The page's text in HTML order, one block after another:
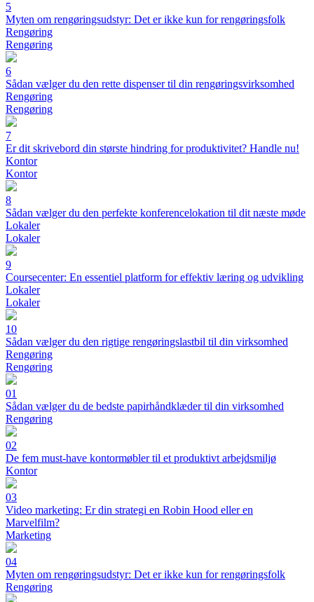
5
Myten om rengøringsudstyr: Det er ikke kun for rengøringsfolk
Rengøring
Rengøring
6
Sådan vælger du den rette dispenser til din rengøringsvirksomhed
Rengøring
Rengøring
7
Er dit skrivebord din største hindring for produktivitet? Handle nu!
Kontor
Kontor
8
Sådan vælger du den perfekte konferencelokation til dit næste møde
Lokaler
Lokaler
9
Coursecenter: En essentiel platform for effektiv læring og udvikling
Lokaler
Lokaler
10
Sådan vælger du den rigtige rengøringslastbil til din virksomhed
Rengøring
Rengøring
01
Sådan vælger du de bedste papirhåndklæder til din virksomhed
Rengøring
02
De fem must-have kontormøbler til et produktivt arbejdsmiljø
Kontor
03
Video marketing: Er din strategi en Robin Hood eller en
Marvelfilm?
Marketing
04
Myten om rengøringsudstyr: Det er ikke kun for rengøringsfolk
Rengøring